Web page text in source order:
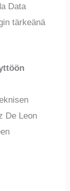
Data
tärkeänä
De Leon